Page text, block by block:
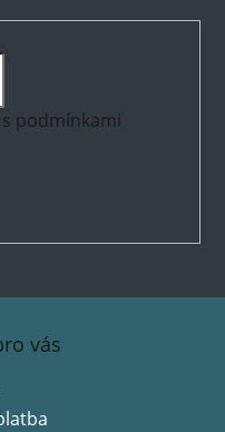
podmínkami
vás